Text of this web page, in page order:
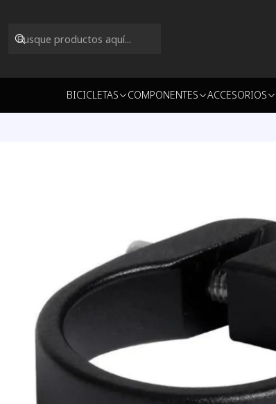
BICICLETAS COMPONENTES ACCESORIOS